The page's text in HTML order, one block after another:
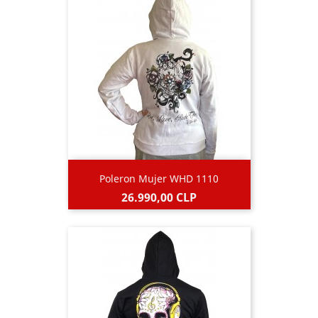
Poleron Mujer WHD 1110
Precio
26.990,00 CLP